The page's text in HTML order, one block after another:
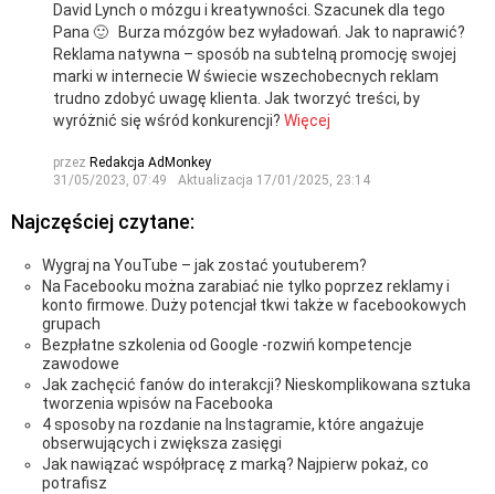
David Lynch o mózgu i kreatywności. Szacunek dla tego
Pana 🙂 Burza mózgów bez wyładowań. Jak to naprawić?
Reklama natywna – sposób na subtelną promocję swojej
marki w internecie W świecie wszechobecnych reklam
trudno zdobyć uwagę klienta. Jak tworzyć treści, by
wyróżnić się wśród konkurencji? Więcej
przez Redakcja AdMonkey
31/05/2023, 07:49
Aktualizacja 17/01/2025, 23:14
Najczęściej czytane:
Wygraj na YouTube – jak zostać youtuberem?
Na Facebooku można zarabiać nie tylko poprzez reklamy i
konto firmowe. Duży potencjał tkwi także w facebookowych
grupach
Bezpłatne szkolenia od Google -rozwiń kompetencje
zawodowe
Jak zachęcić fanów do interakcji? Nieskomplikowana sztuka
tworzenia wpisów na Facebooka
4 sposoby na rozdanie na Instagramie, które angażuje
obserwujących i zwiększa zasięgi
Jak nawiązać współpracę z marką? Najpierw pokaż, co
potrafisz